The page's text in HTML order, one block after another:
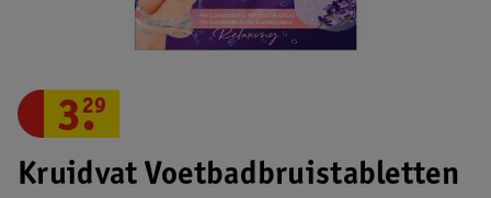
Kruidvat Voetbadbruistabletten
3.
29